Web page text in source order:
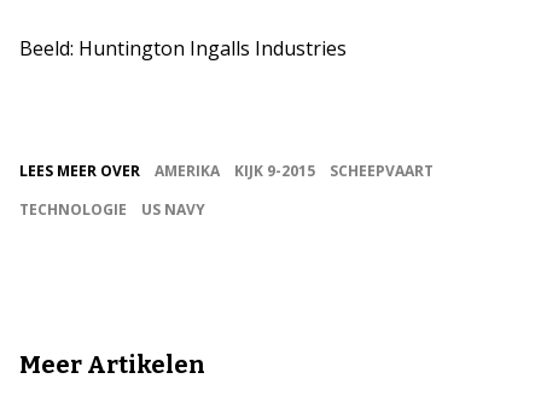
Beeld: Huntington Ingalls Industries
LEES MEER OVER AMERIKA KIJK 9-2015
SCHEEPVAART
TECHNOLOGIE
US NAVY
Meer Artikelen